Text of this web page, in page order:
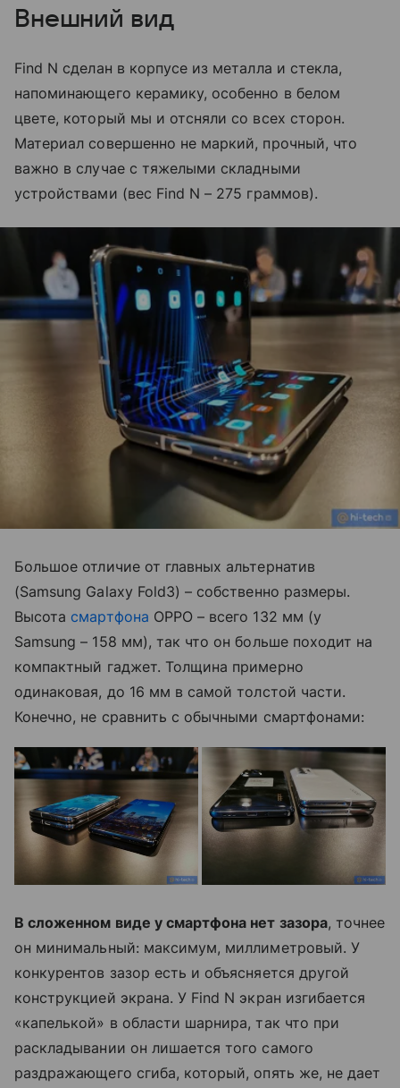
Внешний вид
Find N сделан в корпусе из металла и стекла,
напоминающего керамику, особенно в белом
цвете, который мы и отсняли со всех сторон.
Материал совершенно не маркий, прочный, что
важно в случае с тяжелыми складными
устройствами (вес Find N – 275 граммов).
Большое отличие от главных альтернатив
(Samsung Galaxy Fold3) – собственно размеры.
Высотасмартфона OPPO – всего 132 мм (у
Samsung – 158 мм), так что он больше походит на
компактный гаджет. Толщина примерно
одинаковая, до 16 мм в самой толстой части.
Конечно, не сравнить с обычными смартфонами:
В сложенном виде у смартфона нет зазора, точнее
он минимальный: максимум, миллиметровый. У
конкурентов зазор есть и объясняется другой
конструкцией экрана. У Find N экран изгибается
«капелькой» в области шарнира, так что при
раскладывании он лишается того самого
раздражающего сгиба, который, опять же, не дает